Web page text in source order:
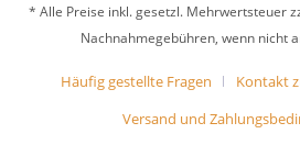
* Alle Preise inkl. gesetzl. Mehrwertsteuer
Nachnahmegebühren, wenn nicht
Häufig gestellte Fragen
Kontakt
Versand und